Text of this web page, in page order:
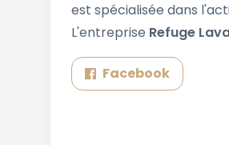
est spécialisée dans
L'entreprise Refuge
Facebook